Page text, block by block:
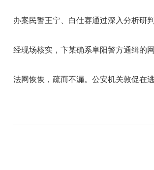
办案民警王宁、白仕赛通过深入分析研
经现场核实，卞某确系阜阳警方通缉的
法网恢恢，疏而不漏。公安机关敦促在